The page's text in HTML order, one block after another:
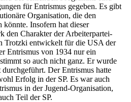
für Entrismus gegeben. Es gibt
Organisation, die den
könnte. Insofern hat dieser
den Charakter der Arbeiterpartei-
Trotzki entwickelt für die USA der
Entrismus von 1934 nur ein
so auch nicht ganz. Er wurde
Der Entrismus hatte
Erfolg in der SP. Es war auch
in der Jugend-Organisation,
Teil der SP.